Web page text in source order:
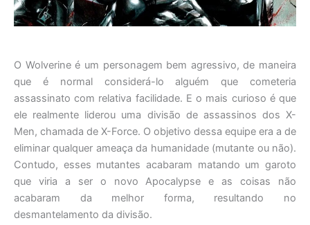
O Wolverine é um personagem bem agressivo, de maneira
que é normal considerá-lo alguém que cometeria
assassinato com relativa facilidade. E o mais curioso é que
ele realmente liderou uma divisão de assassinos dos X-
Men, chamada de X-Force. O objetivo dessa equipe era a de
eliminar qualquer ameaça da humanidade (mutante ou não).
Contudo, esses mutantes acabaram matando um garoto
que viria a ser o novo Apocalypse e as coisas não
acabaram da melhor forma, resultando no
desmantelamento da divisão.